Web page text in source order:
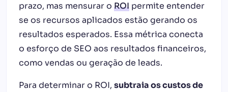
prazo, mas mensurar o ROI permite entender
se os recursos aplicados estão gerando os
resultados esperados. Essa métrica conecta
o esforço de SEO aos resultados financeiros,
como vendas ou geração de leads.
Para determinar o ROI, subtraia os custos de